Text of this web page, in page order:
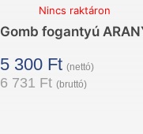
Nincs raktáron
Gomb fogantyú
5 300 Ft (nettó)
6 731 Ft (bruttó)